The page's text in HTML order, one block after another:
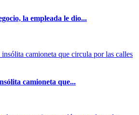
la empleada le dio...
camioneta que...